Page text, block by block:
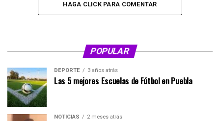
HAGA CLICK PARA COMENTAR
POPULAR
DEPORTE 3 años atrás
Las 5 mejores Escuelas de Fútbol en Puebla
NOTICIAS 2 meses atrás